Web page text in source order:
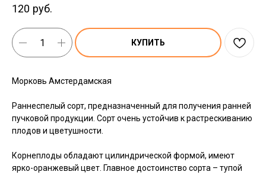
120 руб.
КУПИТЬ
Морковь Амстердамская
Раннеспелый сорт, предназначенный для получения ранней
пучковой продукции. Сорт очень устойчив к растрескиванию
плодов и цветушности.
Корнеплоды обладают цилиндрической формой, имеют
ярко-оранжевый цвет. Главное достоинство сорта – тупой